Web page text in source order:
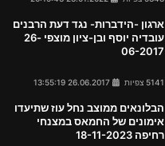
ארגון -הידברות- נגד דעת הרבנים
עובדיה יוסף ובן-ציון מוצפי 26-
06-2017
5141 צפיות
הבלונאים ממוצב נחל עוז שתיעדו
אימונים של החמאס במצנחי
רחיפה 18-11-2023